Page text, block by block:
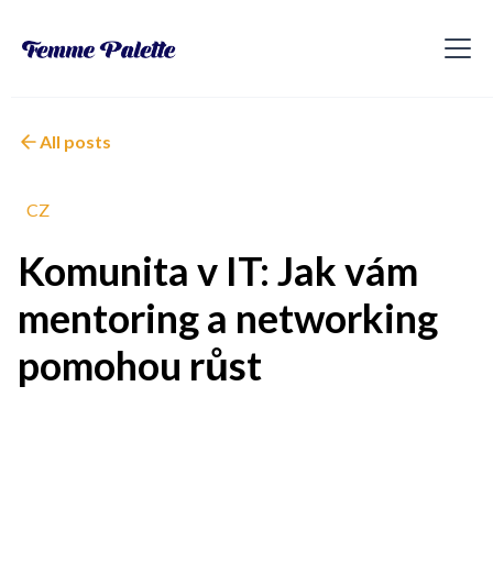
All posts
CZ
Komunita v IT: Jak vám
mentoring a networking
pomohou růst